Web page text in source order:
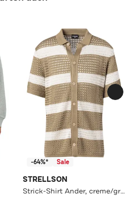
-64%* Sale
STRELLSON
Strick-Shirt Ander, creme/grau gemustert